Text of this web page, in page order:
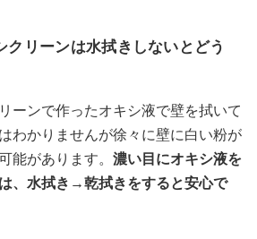
クリーンは水拭きしないとどう
ーンで作ったオキシ液で壁を拭いて
わかりませんが徐々に壁に白い粉が
能があります。 濃い目にオキシ液を
、水拭き→乾拭きをすると安心で